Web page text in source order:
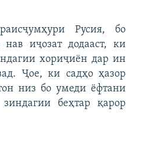
Русия, бо
иҷозат додааст, ки
хориҷиён дар ин
Ҷое, ки садҳо ҳазор
низ бо умеди ёфтани
беҳтар қарор